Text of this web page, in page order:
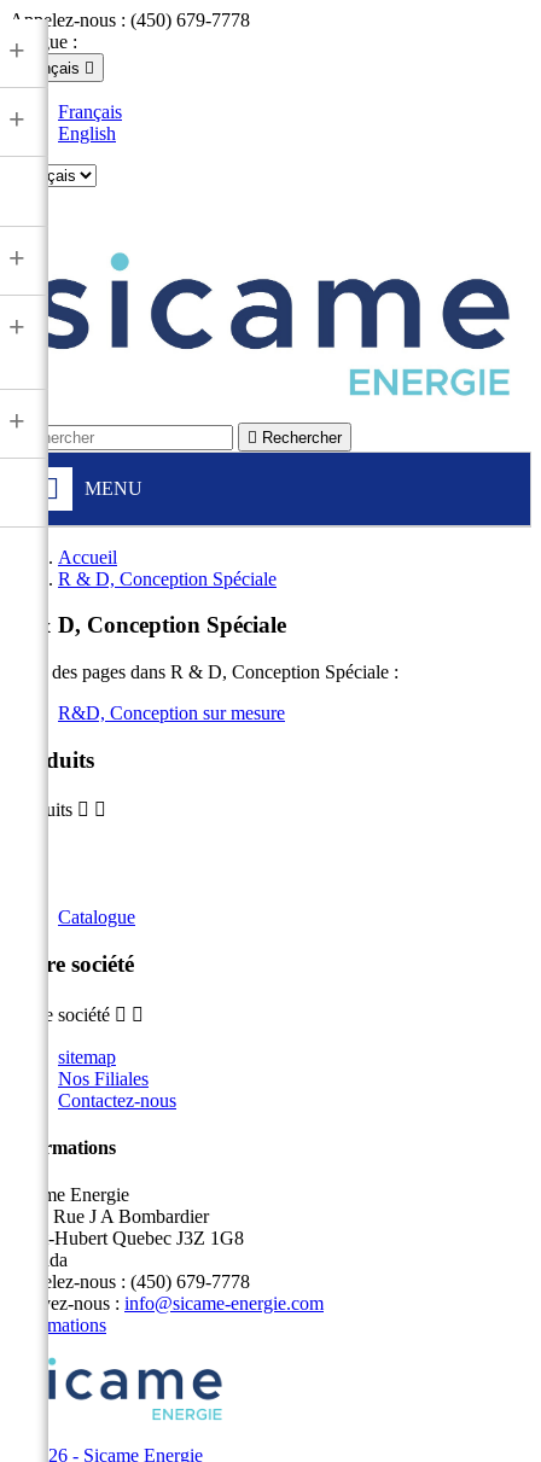
Appelez-nous : (450) 679-7778
Langue :
Français 
Français
English
 Rechercher
MENU
+
+
+
+
+
Accueil
R & D, Conception Spéciale
R & D, Conception Spéciale
Liste des pages dans R & D, Conception Spéciale :
R&D, Conception sur mesure
Produits
Produits  
Catalogue
Notre société
Notre société  
sitemap
Nos Filiales
Contactez-nous
Informations
Sicame Energie
5400 Rue J A Bombardier
Saint-Hubert Quebec J3Z 1G8
Canada
Appelez-nous : (450) 679-7778
Écrivez-nous : info@sicame-energie.com
Informations
© 2026 - Sicame Energie